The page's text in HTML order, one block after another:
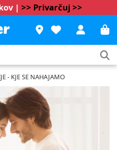
| >> Privarčuj >>
- KJE SE NAHAJAMO